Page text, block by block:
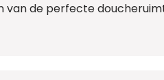
van de perfecte